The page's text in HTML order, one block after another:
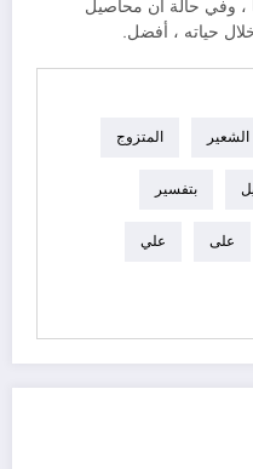
، وفي حالة أن محاصيل
حياته ، أفضل.
الشعير المتزوج
بتفسير
على علي